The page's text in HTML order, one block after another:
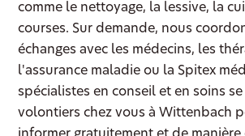
comme le nettoyage, la lessive, la
courses. Sur demande, nous
échanges avec les médecins, les
l'assurance maladie ou la Spitex
spécialistes en conseil et en soins
volontiers chez vous à Wittenbach